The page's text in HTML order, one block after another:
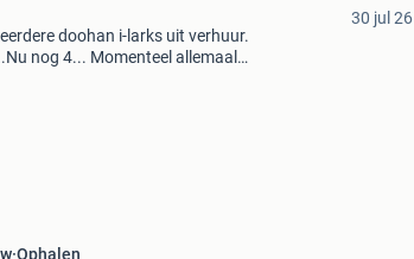
doohan i-larks uit verhuur.
nog 4... Momenteel allemaal
Ophalen
30 jul 26